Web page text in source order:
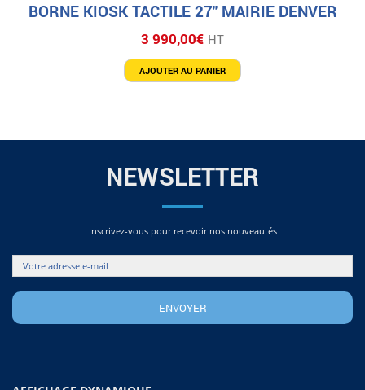
BORNE KIOSK TACTILE 27″ MAIRIE DENVER
3 990,00€ HT
AJOUTER AU PANIER
NEWSLETTER
Inscrivez-vous pour recevoir nos nouveautés